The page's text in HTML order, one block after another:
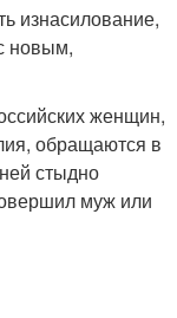
изнасилование,
новым,
женщин,
обращаются в
стыдно
муж или